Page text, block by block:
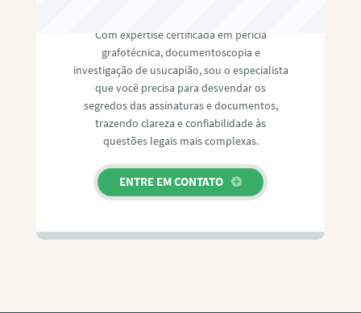
Com expertise certificada em perícia
grafotécnica, documentoscopia e
investigação de usucapião, sou o especialista
que você precisa para desvendar os
segredos das assinaturas e documentos,
trazendo clareza e confiabilidade às
questões legais mais complexas.
ENTRE EM CONTATO